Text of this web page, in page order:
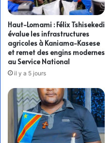
Haut-Lomami : Félix Tshisekedi
évalue les infrastructures
agricoles à Kaniama-Kasese
et remet des engins modernes
au Service National
il y a 5 jours